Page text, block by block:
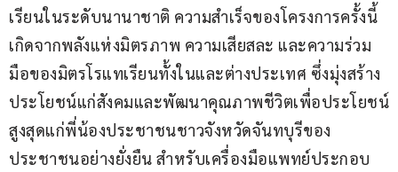
เรียนในระดับนานาชาติ ความสำเร็จของโครงการครั้งนี้
เกิดจากพลังแห่งมิตรภาพ ความเสียสละ และความร่วม
มือของมิตรโรแทเรียนทั้งในและต่างประเทศ ซึ่งมุ่งสร้าง
ประโยชน์แก่สังคมและพัฒนาคุณภาพชีวิตเพื่อประโยชน์
สูงสุดแก่พี่น้องประชาชนชาวจังหวัดจันทบุรีของ
ประชาชนอย่างยั่งยืน สำหรับเครื่องมือแพทย์ประกอบ